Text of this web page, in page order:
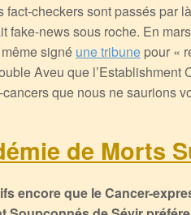
fact-checkers sont passés par
fake-news sous roche. En
signé une tribunepour «
Aveu que
que nous ne saurions
de Morts
encore que le Cancer-